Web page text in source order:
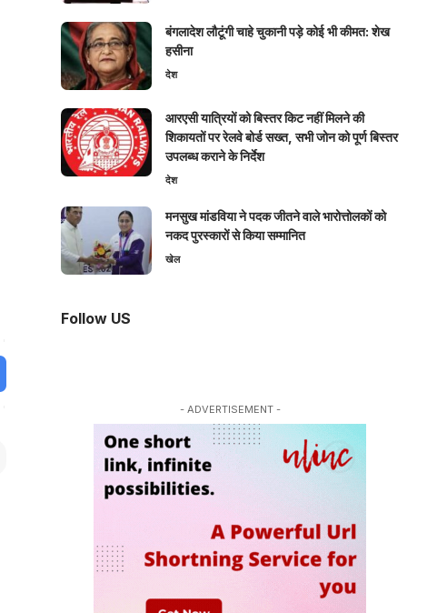
बंगलादेश लौटूंगी चाहे चुकानी पड़े कोई भी कीमत: शेख
हसीना
देश
आरएसी यात्रियों को बिस्तर किट नहीं मिलने की
शिकायतों पर रेलवे बोर्ड सख्त, सभी जोन को पूर्ण बिस्तर
उपलब्ध कराने के निर्देश
देश
मनसुख मांडविया ने पदक जीतने वाले भारोत्तोलकों को
नकद पुरस्कारों से किया सम्मानित
खेल
Follow US
- ADVERTISEMENT -